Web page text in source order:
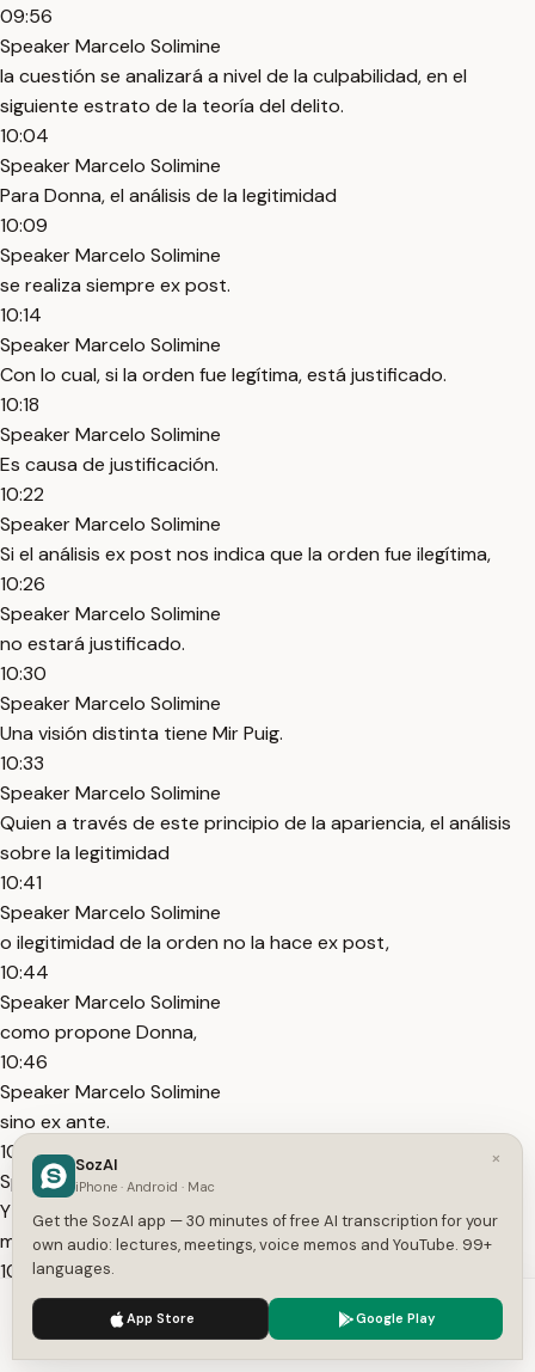
09:56
Speaker Marcelo Solimine
la cuestión se analizará a nivel de la culpabilidad, en el
siguiente estrato de la teoría del delito.
10:04
Speaker Marcelo Solimine
Para Donna, el análisis de la legitimidad
10:09
Speaker Marcelo Solimine
se realiza siempre ex post.
10:14
Speaker Marcelo Solimine
Con lo cual, si la orden fue legítima, está justificado.
10:18
Speaker Marcelo Solimine
Es causa de justificación.
10:22
Speaker Marcelo Solimine
Si el análisis ex post nos indica que la orden fue ilegítima,
10:26
Speaker Marcelo Solimine
no estará justificado.
10:30
Speaker Marcelo Solimine
Una visión distinta tiene Mir Puig.
10:33
Speaker Marcelo Solimine
Quien a través de este principio de la apariencia, el análisis
sobre la legitimidad
10:41
Speaker Marcelo Solimine
o ilegitimidad de la orden no la hace ex post,
10:44
Speaker Marcelo Solimine
como propone Donna,
10:46
Speaker Marcelo Solimine
sino ex ante.
10:48
Speaker Marcelo Solimine
Y si esa orden, analizada ex ante, no es, según Mir Puig,
manifiestamente antijurídica,
10:55
Speaker Marcelo Solimine
aún cuando sea finalmente ilegítima, la conducta está
justificada.
We use cookies to enhance your experience.
×
SozAI
iPhone · Android · Mac
Get the SozAI app — 30 minutes of free AI transcription for your
own audio: lectures, meetings, voice memos and YouTube. 99+
languages.
App Store Google Play